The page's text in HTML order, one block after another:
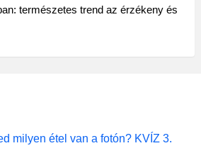
természetes trend az érzékeny és
milyen étel van a fotón? KVÍZ 3.